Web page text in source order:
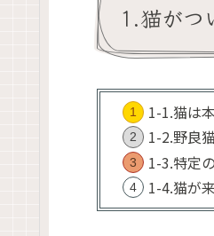
1.猫がつ
1-1.猫は
1-2.野良
1-3.特定
1-4.猫が